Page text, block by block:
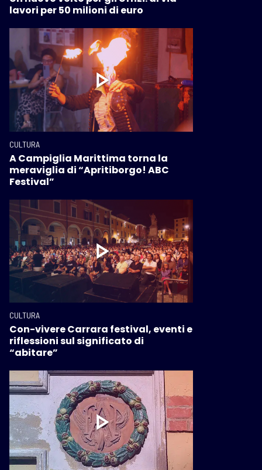
lavori per 50 milioni di euro
CULTURA
A Campiglia Marittima torna la
meraviglia di “Apritiborgo! ABC
Festival”
CULTURA
Con-vivere Carrara festival, eventi e
riflessioni sul significato di
“abitare”